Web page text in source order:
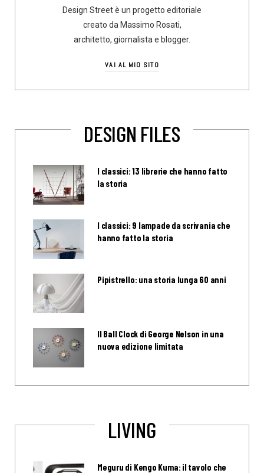
Design Street è un progetto editoriale
creato da Massimo Rosati,
architetto, giornalista e blogger.
VAI AL MIO SITO
DESIGN FILES
I classici: 13 librerie che hanno fatto
la storia
I classici: 9 lampade da scrivania che
hanno fatto la storia
Pipistrello: una storia lunga 60 anni
Il Ball Clock di George Nelson in una
nuova edizione limitata
LIVING
Meguru di Kengo Kuma: il tavolo che